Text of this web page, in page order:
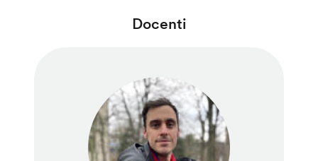
Docenti